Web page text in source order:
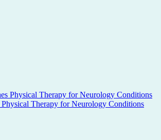
Therapy for Neurology Conditions